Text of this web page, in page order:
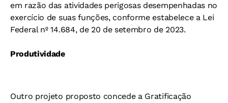
em razão das atividades perigosas desempenhadas no
exercício de suas funções, conforme estabelece a Lei
Federal nº 14.684, de 20 de setembro de 2023.
Produtividade
Outro projeto proposto concede a Gratificação